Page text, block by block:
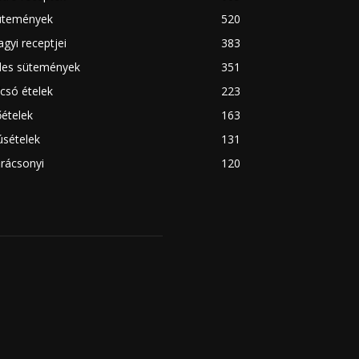
520
receptjei
383
sütemények
351
ételek
223
163
131
120